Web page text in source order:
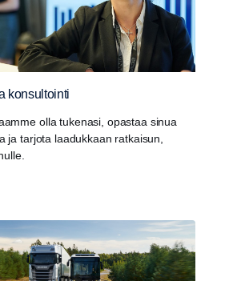
konsultointi
olla tukenasi, opastaa sinua
ja tarjota laadukkaan ratkaisun,